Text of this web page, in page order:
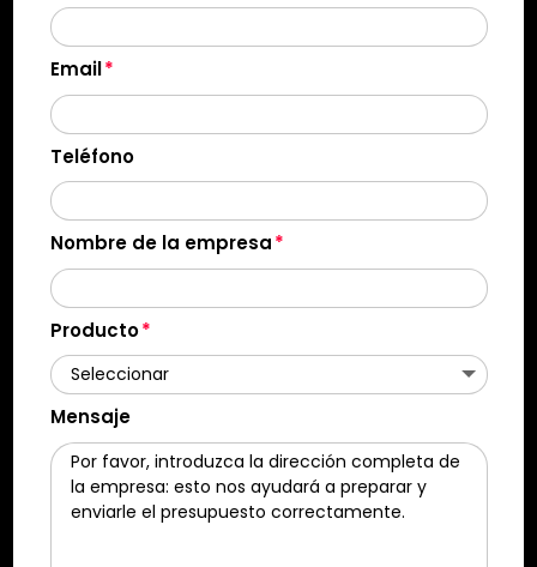
Email
Teléfono
Nombre de la empresa
Producto
Mensaje